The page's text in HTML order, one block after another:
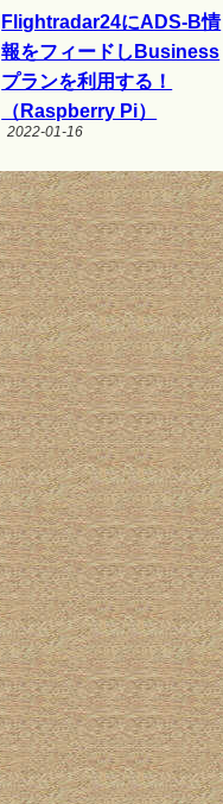
Flightradar24にADS-B情
報をフィードしBusiness
プランを利用する！
（Raspberry Pi）
2022-01-16